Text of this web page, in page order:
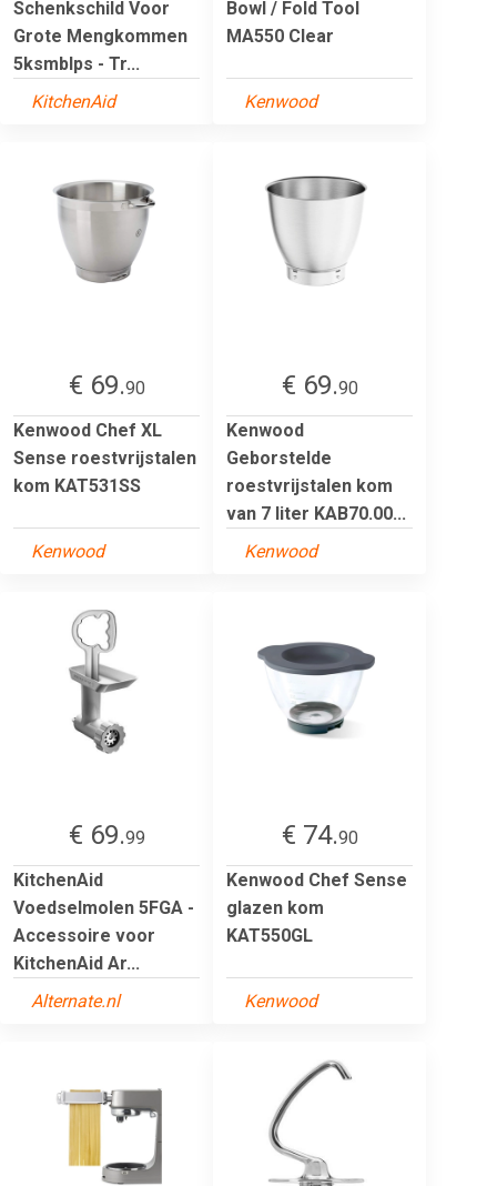
Schenkschild Voor
Grote Mengkommen
5ksmblps - Tr...
KitchenAid
Bowl / Fold Tool
MA550 Clear
Kenwood
€ 69.90
Kenwood Chef XL
Sense roestvrijstalen
kom KAT531SS
Kenwood
€ 69.90
Kenwood
Geborstelde
roestvrijstalen kom
van 7 liter KAB70.00...
Kenwood
€ 69.99
KitchenAid
Voedselmolen 5FGA -
Accessoire voor
KitchenAid Ar...
Alternate.nl
€ 74.90
Kenwood Chef Sense
glazen kom
KAT550GL
Kenwood